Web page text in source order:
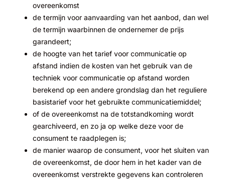
overeenkomst
de termijn voor aanvaarding van het aanbod, dan wel
de termijn waarbinnen de ondernemer de prijs
garandeert;
de hoogte van het tarief voor communicatie op
afstand indien de kosten van het gebruik van de
techniek voor communicatie op afstand worden
berekend op een andere grondslag dan het reguliere
basistarief voor het gebruikte communicatiemiddel;
of de overeenkomst na de totstandkoming wordt
gearchiveerd, en zo ja op welke deze voor de
consument te raadplegen is;
de manier waarop de consument, voor het sluiten van
de overeenkomst, de door hem in het kader van de
overeenkomst verstrekte gegevens kan controleren